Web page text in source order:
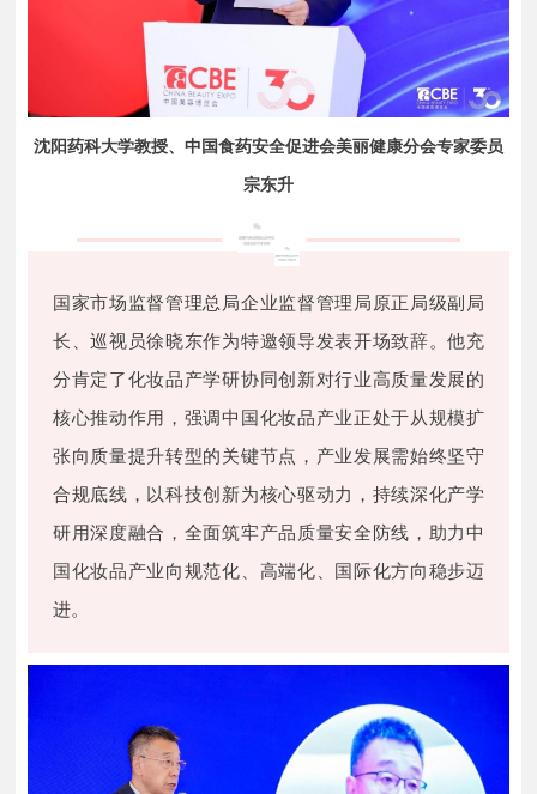
沈阳药科大学教授、中国食药安全促进会美丽健康分会专家委员
宗东升
国家市场监督管理总局企业监督管理局原正局级副局
长、巡视员徐晓东作为特邀领导发表开场致辞。他充
分肯定了化妆品产学研协同创新对行业高质量发展的
核心推动作用，强调中国化妆品产业正处于从规模扩
张向质量提升转型的关键节点，产业发展需始终坚守
合规底线，以科技创新为核心驱动力，持续深化产学
研用深度融合，全面筑牢产品质量安全防线，助力中
国化妆品产业向规范化、高端化、国际化方向稳步迈
进。